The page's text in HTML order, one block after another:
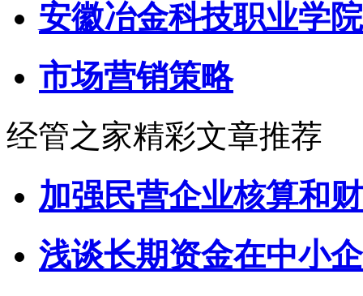
安徽冶金科技职业学院
市场营销策略
经管之家精彩文章推荐
加强民营企业核算和
浅谈长期资金在中小